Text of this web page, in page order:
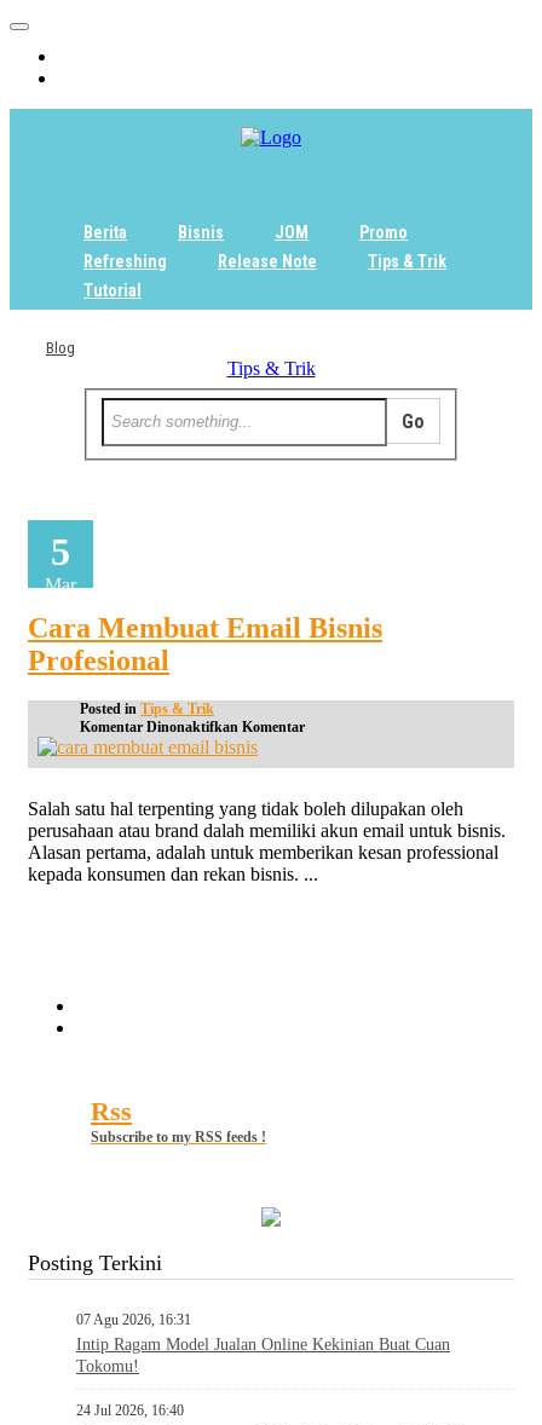
Berita Bisnis JOM
Promo
Refreshing
Release Note
Tips & Trik
Tutorial
Blog
Tips & Trik
5
Mar
Cara Membuat Email Bisnis
Profesional
Posted in Tips & Trik
Komentar Dinonaktifkan pada
Cara
Bisnis
Profesional
Komentar
Salah satu hal terpenting yang tidak boleh dilupakan oleh
perusahaan atau brand dalah memiliki akun email untuk bisnis.
Alasan pertama, adalah untuk memberikan kesan professional
kepada konsumen dan rekan bisnis. ...
Rss
Subscribe to my RSS feeds !
Posting Terkini
07 Agu 2026, 16:31
Intip Ragam Model Jualan Online Kekinian Buat Cuan
Tokomu!
24 Jul 2026, 16:40